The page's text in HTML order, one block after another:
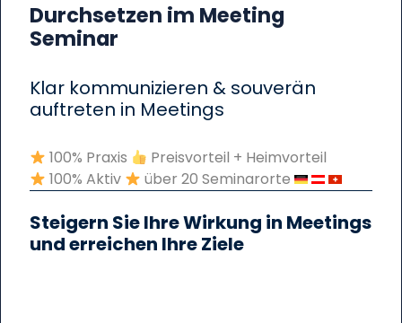
Durchsetzen im Meeting
Seminar
Klar kommunizieren & souverän
auftreten in Meetings
100% Praxis
Preisvorteil + Heimvorteil
100% Aktiv
über 20 Seminarorte
Steigern Sie Ihre Wirkung in Meetings
und erreichen Ihre Ziele